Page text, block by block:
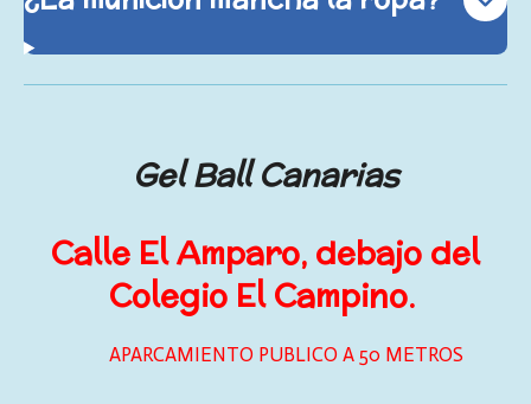
Gel Ball Canarias
Calle El Amparo, debajo del
Colegio El Campino.
APARCAMIENTO PUBLICO A 50 METROS